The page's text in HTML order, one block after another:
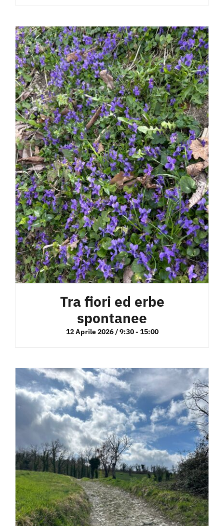
Tra fiori ed erbe
spontanee
12 Aprile 2026 / 9:30- 15:00